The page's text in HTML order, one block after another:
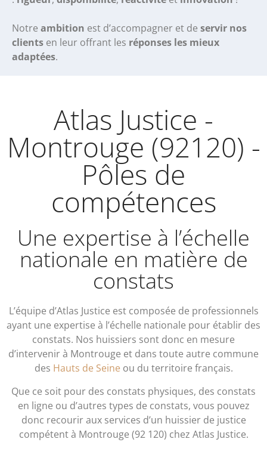
Notre ambition est d’accompagner et de servir nos
clients en leur offrant les réponses les mieux
adaptées.
Atlas Justice -
Montrouge (92120) -
Pôles de
compétences
Une expertise à l’échelle
nationale en matière de
constats
L’équipe d’Atlas Justice est composée de professionnels
ayant une expertise à l’échelle nationale pour établir des
constats. Nos huissiers sont donc en mesure
d’intervenir à Montrouge et dans toute autre commune
des Hauts de Seineou du territoire français.
Que ce soit pour des constats physiques, des constats
en ligne ou d’autres types de constats, vous pouvez
donc recourir aux services d’un huissier de justice
compétent à Montrouge (92 120) chez Atlas Justice.